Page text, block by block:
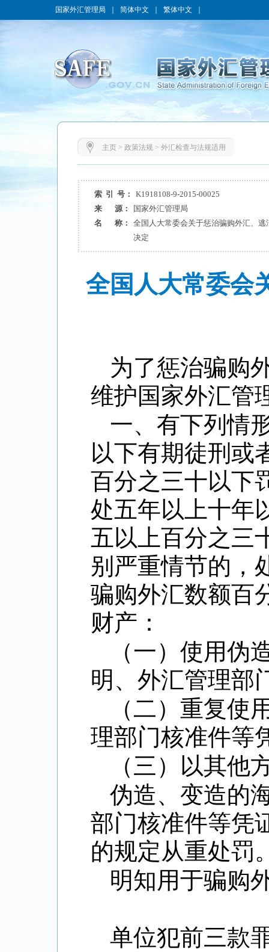
国家外汇管理局 简体中文 繁体中文
主页> 政策法规> 外汇检查与法规适用
索 引 号：
K1918108-9-2015-00025
来 源：
国家外汇管理局
名 称：
全国人大常委会关于惩治骗购外汇、
决定
全国人大常委会
为了惩治骗购
维护国家外汇管
一、有下列情
以下有期徒刑或
百分之三十以下
处五年以上十年
五以上百分之三
别严重情节的，
骗购外汇数额百
财产：
（一）使用伪
明、外汇管理部
（二）重复使
理部门核准件等
（三）以其他
伪造、变造的
部门核准件等凭
的规定从重处罚
明知用于骗购
单位犯前三款